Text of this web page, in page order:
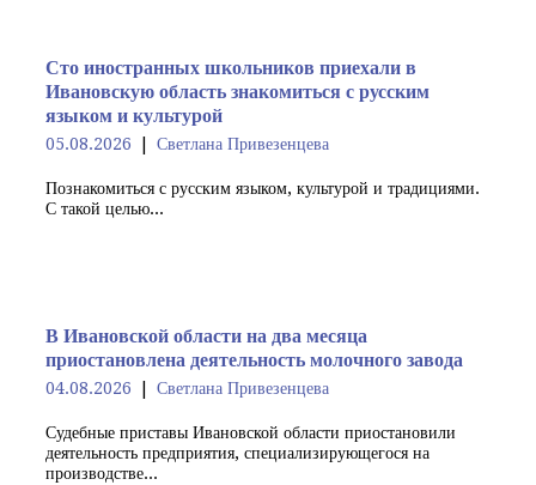
Сто иностранных школьников приехали в
Ивановскую область знакомиться с русским
языком и культурой
05.08.2026 Светлана Привезенцева
Познакомиться с русским языком, культурой и традициями.
С такой целью...
В Ивановской области на два месяца
приостановлена деятельность молочного завода
04.08.2026 Светлана Привезенцева
Судебные приставы Ивановской области приостановили
деятельность предприятия, специализирующегося на
производстве...